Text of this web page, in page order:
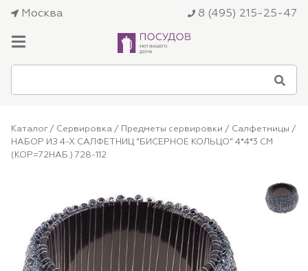
Москва 8 (495) 215-25-47
Каталог/ Сервировка / Предметы сервировки / Салфетницы /
НАБОР ИЗ 4-Х САЛФЕТНИЦ "БИСЕРНОЕ КОЛЬЦО" 4*4*3 СМ
(КОР=72НАБ.) 728-112